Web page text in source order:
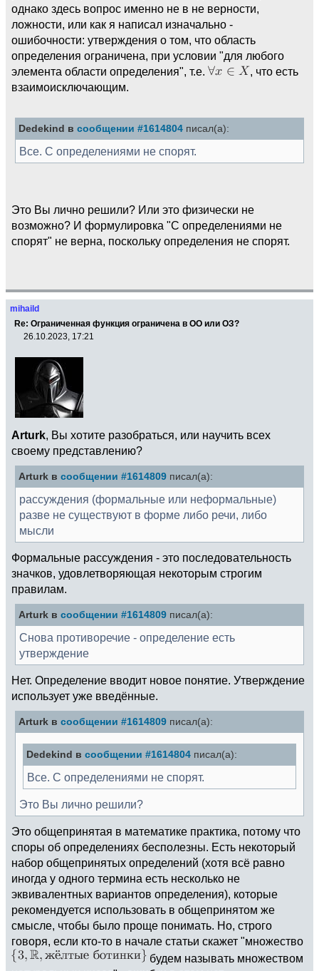
однако здесь вопрос именно не в не верности,
ложности, или как я написал изначально -
ошибочности: утверждения о том, что область
определения ограничена, при условии "для любого
элемента области определения", т.е.
, что есть
взаимоисключающим.
Dedekind в сообщении #1614804 писал(а):
Все. С определениями не спорят.
Это Вы лично решили? Или это физически не
возможно? И формулировка "С определениями не
спорят" не верна, поскольку определения не спорят.
mihaild
Re: Ограниченная функция ограничена в ОО или ОЗ?
26.10.2023, 17:21
Arturk, Вы хотите разобраться, или научить всех
своему представлению?
Arturk в сообщении #1614809 писал(а):
рассуждения (формальные или неформальные)
разве не существуют в форме либо речи, либо
мысли
Формальные рассуждения - это последовательность
значков, удовлетворяющая некоторым строгим
правилам.
Arturk в сообщении #1614809 писал(а):
Снова противоречие - определение есть
утверждение
Нет. Определение вводит новое понятие. Утверждение
использует уже введённые.
Arturk в сообщении #1614809 писал(а):
Dedekind в сообщении #1614804 писал(а):
Все. С определениями не спорят.
Это Вы лично решили?
Это общепринятая в математике практика, потому что
споры об определениях бесполезны. Есть некоторый
набор общепринятых определений (хотя всё равно
иногда у одного термина есть несколько не
эквивалентных вариантов определения), которые
рекомендуется использовать в общепринятом же
смысле, чтобы было проще понимать. Но, строго
говоря, если кто-то в начале статьи скажет "множество
будем называть множеством